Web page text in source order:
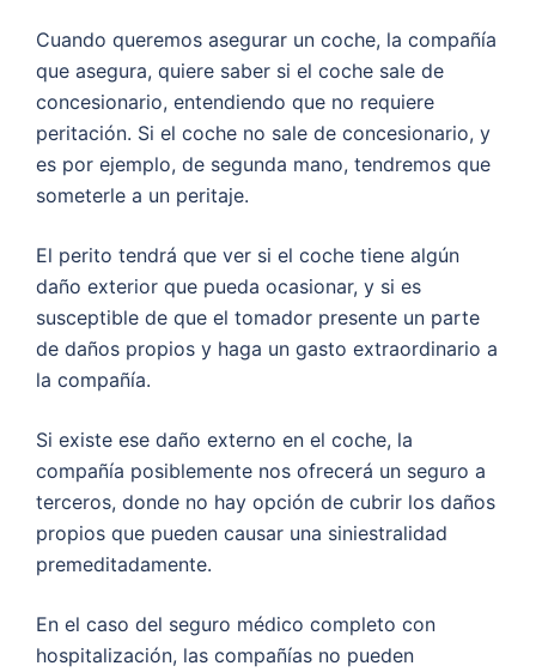
Cuando queremos asegurar un coche, la compañía
que asegura, quiere saber si el coche sale de
concesionario, entendiendo que no requiere
peritación. Si el coche no sale de concesionario, y
es por ejemplo, de segunda mano, tendremos que
someterle a un peritaje.
El perito tendrá que ver si el coche tiene algún
daño exterior que pueda ocasionar, y si es
susceptible de que el tomador presente un parte
de daños propios y haga un gasto extraordinario a
la compañía.
Si existe ese daño externo en el coche, la
compañía posiblemente nos ofrecerá un seguro a
terceros, donde no hay opción de cubrir los daños
propios que pueden causar una siniestralidad
premeditadamente.
En el caso del seguro médico completo con
hospitalización, las compañías no pueden